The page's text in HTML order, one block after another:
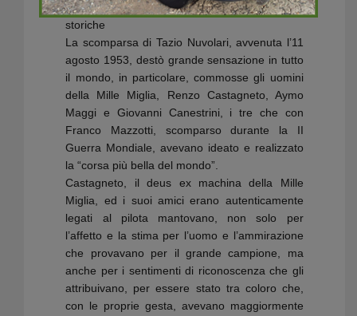
GP Nuvolari 1954/1957 – Le quattro edizioni
storiche
La scomparsa di Tazio Nuvolari, avvenuta l’11
agosto 1953, destò grande sensazione in tutto
il mondo, in particolare, commosse gli uomini
della Mille Miglia, Renzo Castagneto, Aymo
Maggi e Giovanni Canestrini, i tre che con
Franco Mazzotti, scomparso durante la II
Guerra Mondiale, avevano ideato e realizzato
la “corsa più bella del mondo”.
Castagneto, il deus ex machina della Mille
Miglia, ed i suoi amici erano autenticamente
legati al pilota mantovano, non solo per
l’affetto e la stima per l’uomo e l’ammirazione
che provavano per il grande campione, ma
anche per i sentimenti di riconoscenza che gli
attribuivano, per essere stato tra coloro che,
con le proprie gesta, avevano maggiormente